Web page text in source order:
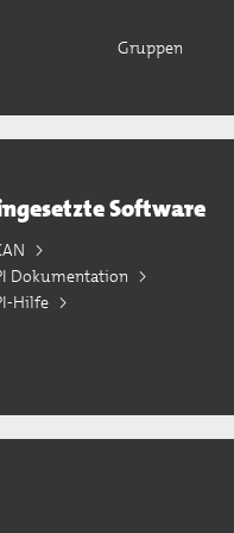
Gruppen
Software
Dokumentation
Hilfe